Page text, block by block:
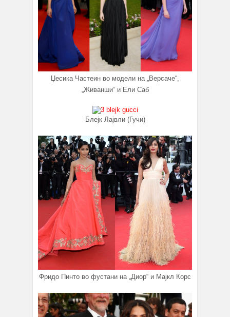
Џесика Частеин во модели на „Версаче“,
„Живанши“ и Ели Саб
Блејк Лајвли (Гучи)
Фридо Пинто во фустани на „Диор“ и Мајкл Корс